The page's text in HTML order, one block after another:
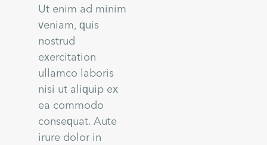
Ut enim ad minim
veniam, quis
nostrud
exercitation
ullamco laboris
nisi ut aliquip ex
ea commodo
consequat. Aute
irure dolor in